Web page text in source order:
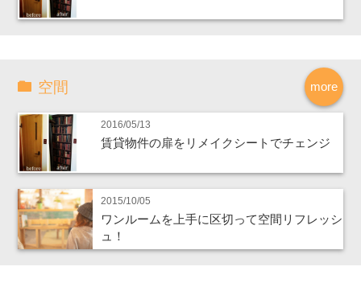
more
空間
2016/05/13
賃貸物件の扉をリメイクシートでチェンジ
2015/10/05
ワンルームを上手に区切って空間リフレッシ
ュ！